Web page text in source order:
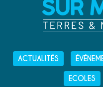
ACTUALITÉS
ECOLES